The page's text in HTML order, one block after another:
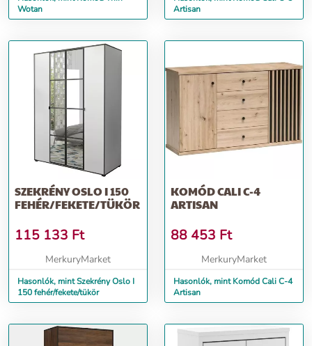
Wotan
Artisan
SZEKRÉNY OSLO I 150
FEHÉR/FEKETE/TÜKÖR
115 133 Ft
MerkuryMarket
Hasonlók, mint Szekrény Oslo I
150 fehér/fekete/tükör
KOMÓD CALI C-4
ARTISAN
88 453 Ft
MerkuryMarket
Hasonlók, mint Komód Cali C-4
Artisan